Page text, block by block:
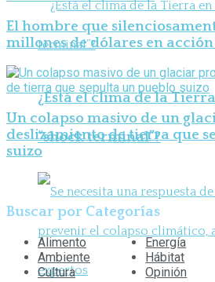
¿Está el clima de la
“shock terminal”?
El hombre que
millones de dólares en
Un colapso masivo de un
deslizamiento de tierra que
suizo
Buscar por Categorías
Alimento
Ambiente
Cultura
Energía
Hábitat
Opinión